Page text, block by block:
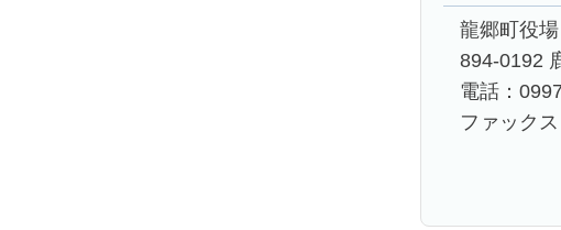
龍郷町役
894-0192
電話：
ファック